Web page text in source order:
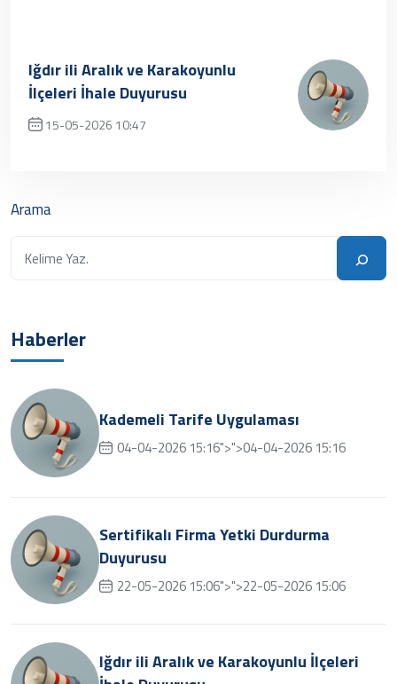
Iğdır ili Aralık ve Karakoyunlu
İlçeleri İhale Duyurusu
15-05-2026 10:47
Arama
Haberler
Kademeli Tarife Uygulaması
04-04-2026 15:16">">04-04-2026 15:16
Sertifikalı Firma Yetki Durdurma
Duyurusu
22-05-2026 15:06">">22-05-2026 15:06
Iğdır ili Aralık ve Karakoyunlu İlçeleri